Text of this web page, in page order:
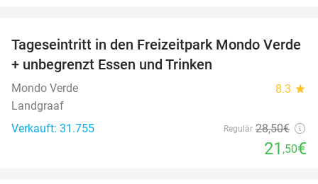
25%
Tageseintritt in den Freizeitpark Mondo Verde
+ unbegrenzt Essen und Trinken
Mondo Verde 8.3 star
Landgraaf
Verkauft: 31.755
Regulär 28,50€
21 ,50€